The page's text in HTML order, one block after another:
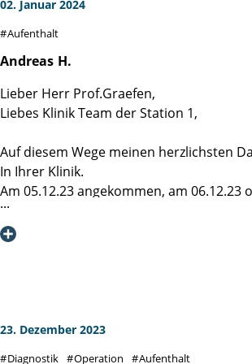
02. Januar 2024
Aufenthalt
Andreas H.
Lieber Herr Prof.Graefen,
Liebes Klinik Team der Station 1,
Auf diesem Wege meinen herzlichsten
In Ihrer Klinik.
Am 05.12.23 angekommen, am
und am 12.12.23 endlassen, mit
Hier steht nicht nur die Arbeit an erster
„Gesundheit ist nicht alles, aber ohne
23. Dezember 2023
Diagnostik Operation Aufenthalt